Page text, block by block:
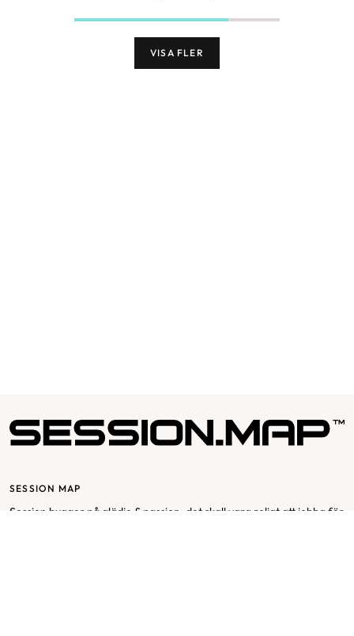
VISA FLER
SESSION MAP
Session bygger på glädje & passion, det skall vara roligt att jobba för